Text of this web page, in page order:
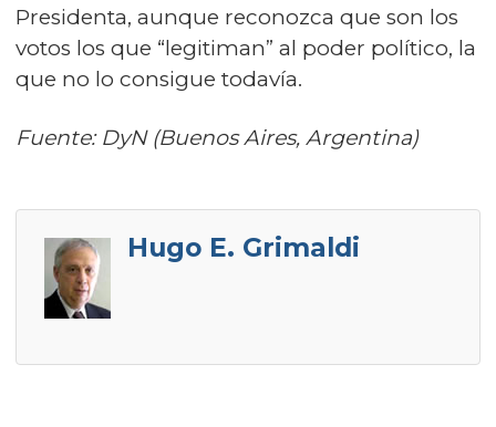
Presidenta, aunque reconozca que son los
votos los que “legitiman” al poder político, la
que no lo consigue todavía.
Fuente: DyN (Buenos Aires, Argentina)
Hugo E. Grimaldi